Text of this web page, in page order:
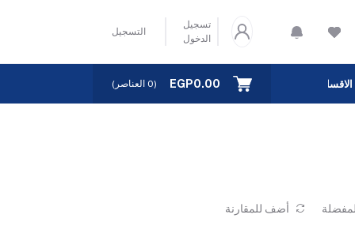
تسجيل
الدخول
التسجيل
الاقسام EGP0.00
(
0 العناصر)
أضف للمقارنة